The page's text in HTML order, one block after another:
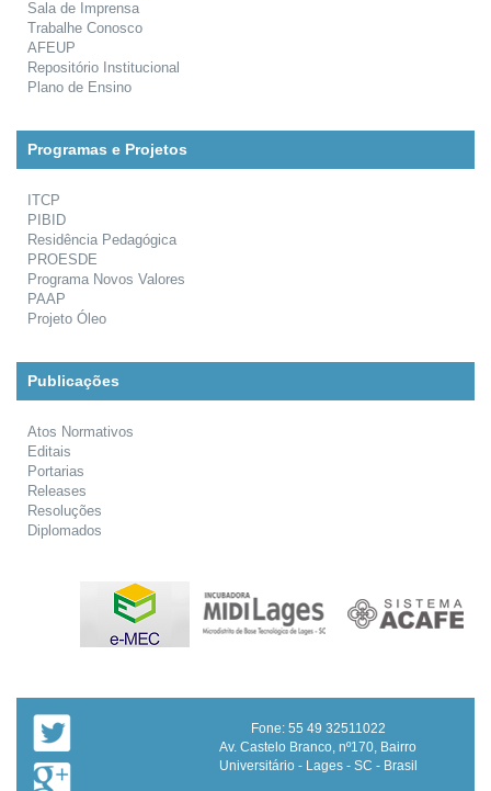
Sala de Imprensa
Trabalhe Conosco
AFEUP
Repositório Institucional
Plano de Ensino
Programas e Projetos
ITCP
PIBID
Residência Pedagógica
PROESDE
Programa Novos Valores
PAAP
Projeto Óleo
Publicações
Atos Normativos
Editais
Portarias
Releases
Resoluções
Diplomados
Fone: 55 49 32511022
Av. Castelo Branco, nº170, Bairro
Universitário - Lages - SC - Brasil